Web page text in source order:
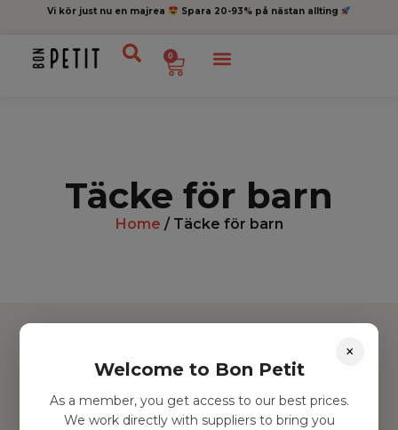
Vi kör just nu en majrea Spara 20-93% på nästan allting
0
Täcke för barn
Home / Täcke för barn
Hitta inspiration
Leksaker
Barnrummet
×
Welcome to Bon Petit
As a member, you get access to our best prices.
We work directly with suppliers to bring you